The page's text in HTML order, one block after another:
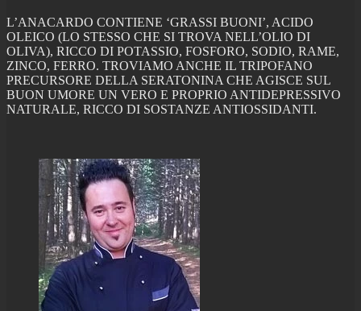
L’ANACARDO CONTIENE ‘GRASSI BUONI’, ACIDO
OLEICO (LO STESSO CHE SI TROVA NELL’OLIO DI
OLIVA), RICCO DI POTASSIO, FOSFORO, SODIO, RAME,
ZINCO, FERRO. TROVIAMO ANCHE IL TRIPOFANO
PRECURSORE DELLA SERATONINA CHE AGISCE SUL
BUON UMORE UN VERO E PROPRIO ANTIDEPRESSIVO
NATURALE, RICCO DI SOSTANZE ANTIOSSIDANTI.